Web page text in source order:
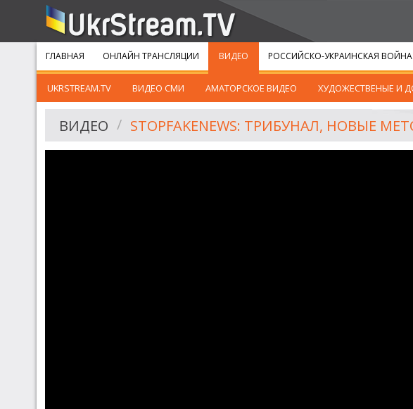
ГЛАВНАЯ ОНЛАЙН ТРАНСЛЯЦИИ ВИДЕО
UKRSTREAM.TV ВИДЕО СМИ АМАТОРСКОЕ ВИДЕО ХУДОЖЕСТВЕНЫЕ И
РОССИЙСКО-УКРАИНСКАЯ ВОЙНА
ВИДЕО STOPFAKENEWS: ТРИБУНАЛ,